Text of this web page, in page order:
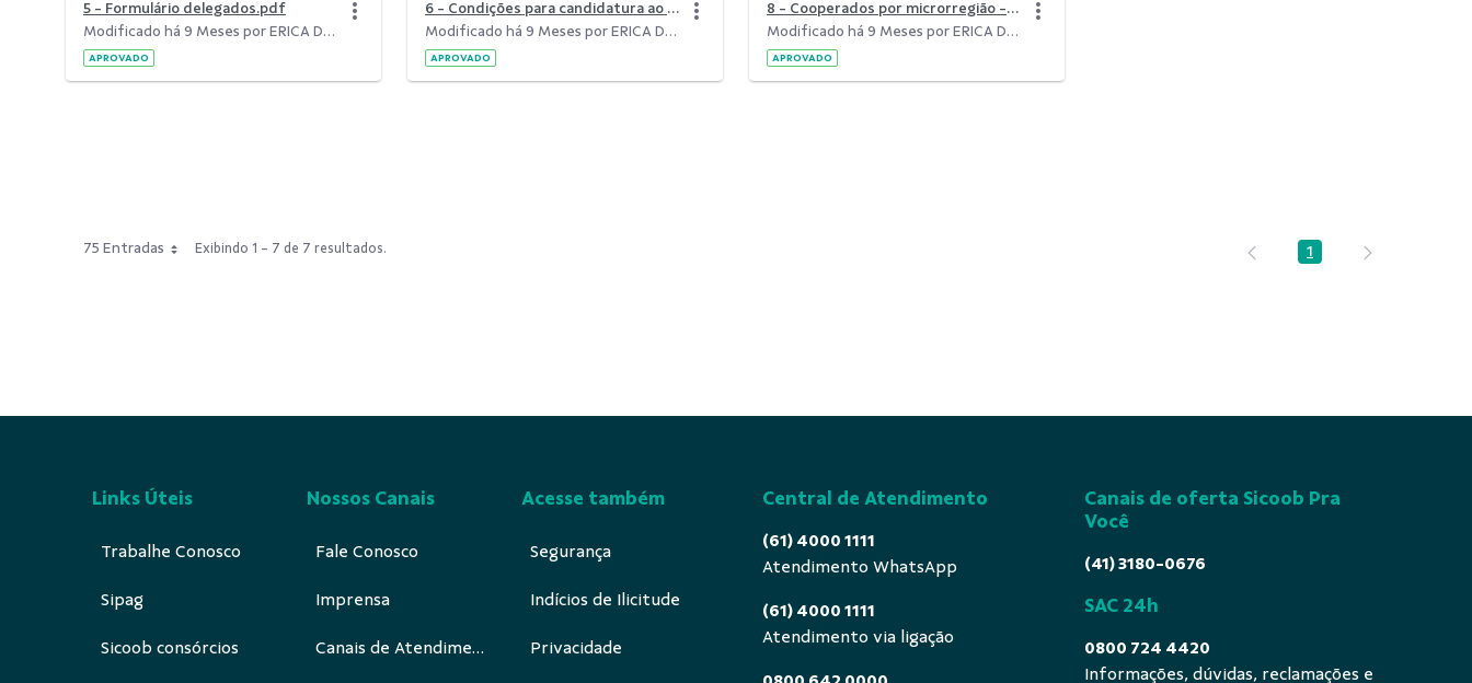
5 - Formulário delegados.pdf
Modificado há 9 Meses por ERICA DE SOUZA PORTUGAL.
APROVADO
6 - Condições para candidatura ao cargo de delegado do Sicoob Fluminense.pdf
Modificado há 9 Meses por ERICA DE SOUZA PORTUGAL.
APROVADO
8 - Cooperados por microrregião - agências 2025.pdf
Modificado há 9 Meses por ERICA DE SOUZA PORTUGAL.
APROVADO
75 Entradas Exibindo 1 - 7 de 7 resultados. Página
1
Links Úteis
Trabalhe Conosco
Sipag
Sicoob consórcios
Nossos Canais
Fale Conosco
Imprensa
Canais de Atendimento
Acesse também
Segurança
Indícios de Ilicitude
Privacidade
Central de Atendimento
(61) 4000 1111
Atendimento WhatsApp
(61) 4000 1111
Atendimento via ligação
Canais de oferta Sicoob Pra
Você
(41) 3180-0676
SAC 24h
0800 724 4420
Informações, dúvidas, reclamações e